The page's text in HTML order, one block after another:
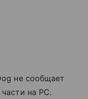
не сообщает
на PC.